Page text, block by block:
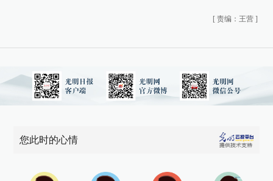
[ 责编：王营 ]
您此时的心情